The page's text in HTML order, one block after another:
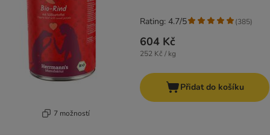
7 možností
604 Kč
252 Kč / kg
Rating: 4.7/5 (385)
Přidat do košíku